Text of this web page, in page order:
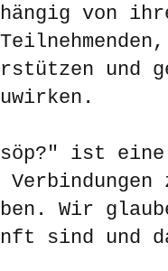
von
und
ist
Wir
sind und